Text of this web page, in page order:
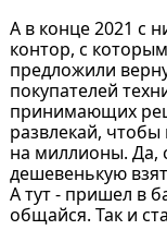
А в конце 2021 с
контор, с
предложили
покупателей
принимающих
развлекай,
на миллионы. Да,
дешевенькую
А тут - пришел в
общайся. Так и